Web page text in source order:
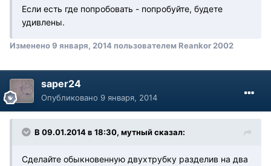
Если есть где попробовать - попробуйте, будете
удивлены.
Изменено9 января, 2014пользователем Reankor 2002
saper24
Опубликовано 9 января, 2014
В 09.01.2014 в 18:30, мутный сказал:
Сделайте обыкновенную двухтрубку разделив на два